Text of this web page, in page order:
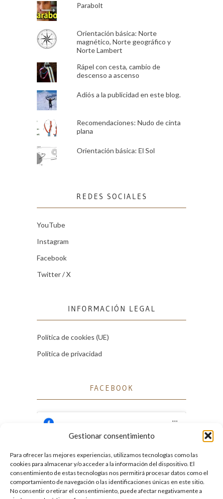
Gestionar consentimiento
Para ofrecer las mejores experiencias, utilizamos tecnologías como las
cookies para almacenar y/o acceder a la información del dispositivo. El
consentimiento de estas tecnologías nos permitirá procesar datos como el
comportamiento de navegación o las identificaciones únicas en este sitio.
No consentir o retirar el consentimiento, puede afectar negativamente a
Parabolt
Orientación básica: Norte
magnético, Norte geográfico y
Norte Lambert
Rápel con cesta, cambio de
descenso a ascenso
Adiós a la publicidad en este blog.
Recomendaciones: Nudo de cinta
plana
Orientación básica: El Sol
REDES SOCIALES
YouTube
Instagram
Facebook
Twitter / X
INFORMACIÓN LEGAL
Política de cookies (UE)
Política de privacidad
FACEBOOK
Facebook
Haz clic para aceptar cookies de marketing
y permitir este contenido